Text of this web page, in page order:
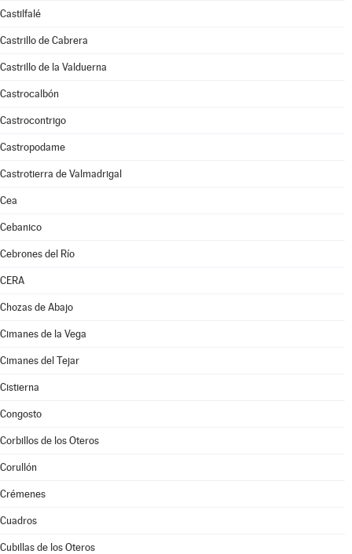
Castilfalé
Castrillo de Cabrera
Castrillo de la Valduerna
Castrocalbón
Castrocontrigo
Castropodame
Castrotierra de Valmadrigal
Cea
Cebanico
Cebrones del Río
CERA
Chozas de Abajo
Cimanes de la Vega
Cimanes del Tejar
Cistierna
Congosto
Corbillos de los Oteros
Corullón
Crémenes
Cuadros
Cubillas de los Oteros